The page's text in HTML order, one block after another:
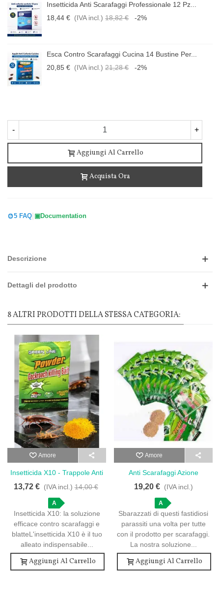
Insetticida Anti Scarafaggi Professionale 12 Pz...
18,44 € (IVA incl.) 18,82 € -2%
Esca Contro Scarafaggi Cucina 14 Bustine Per...
20,85 € (IVA incl.) 21,28 € -2%
- +
Aggiungi Al Carrello
Acquista Ora
5 FAQ Documentation
Descrizione
Dettagli del prodotto
8 ALTRI PRODOTTI DELLA STESSA CATEGORIA:
Amore
Insetticida X10 - Trappole Anti
Scarafaggi Professionali - 8
13,72 € (IVA incl.) 14,00 €
A
Insetticida X10: la soluzione
efficace contro scarafaggi e
blatteL'insetticida X10 è il tuo
alleato indispensabile...
Aggiungi Al Carrello
Amore
Anti Scarafaggi Azione
Istantanea - 20 Bustine
19,20 € (IVA incl.)
A
Sbarazzati di questi fastidiosi
parassiti una volta per tutte
con il prodotto per scarafaggi.
La nostra soluzione...
Aggiungi Al Carrello